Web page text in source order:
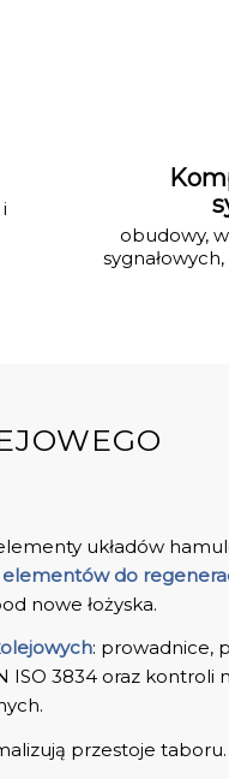
obudowy,
układów
do
nowe łożyska.
: prowadnice,
3834 oraz kontroli
przestoje taboru.